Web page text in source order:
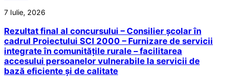
7 Iulie, 2026
Rezultat final al concursului – Consilier școlar în
cadrul Proiectului SCI 2000 – Furnizare de servicii
integrate în comunitățile rurale – facilitarea
accesului persoanelor vulnerabile la servicii de
bază eficiente și de calitate